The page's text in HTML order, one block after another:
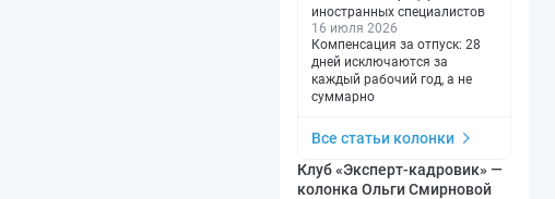
иностранных специалистов
16 июля 2026
Компенсация за отпуск: 28
дней исключаются за
каждый рабочий год, а не
суммарно
Все статьи колонки
Клуб «Эксперт-кадровик» —
колонка Ольги Смирновой